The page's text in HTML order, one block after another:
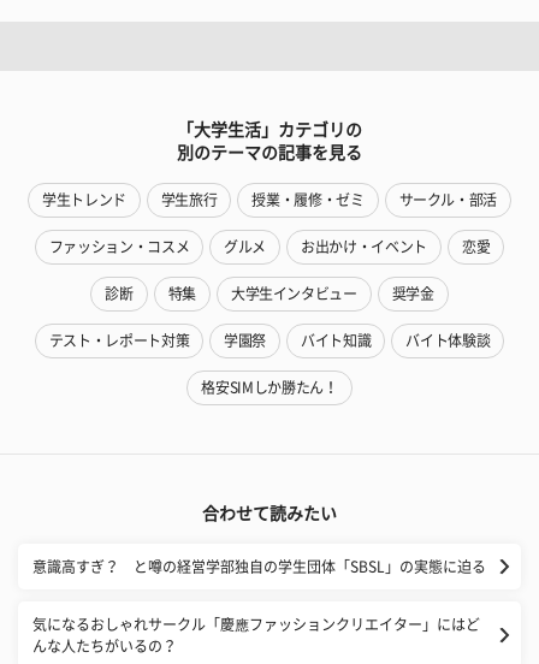
「大学生活」カテゴリの
別のテーマの記事を見る
学生トレンド 学生旅行 授業・履修・ゼミ サークル・部活
ファッション・コスメ グルメ お出かけ・イベント 恋愛
診断 特集 大学生インタビュー 奨学金
テスト・レポート対策 学園祭 バイト知識 バイト体験談
格安SIMしか勝たん！
合わせて読みたい
意識高すぎ？ と噂の経営学部独自の学生団体「SBSL」の実態に迫る
気になるおしゃれサークル「慶應ファッションクリエイター」にはど
んな人たちがいるの？